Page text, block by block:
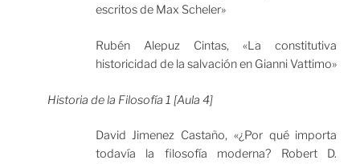
escritos de Max Scheler»
Rubén Alepuz Cintas, «La constitutiva
historicidad de la salvación en Gianni Vattimo»
Historia de la Filosofía 1 [Aula 4]
David Jimenez Castaño, «¿Por qué importa
todavía la filosofía moderna? Robert D.